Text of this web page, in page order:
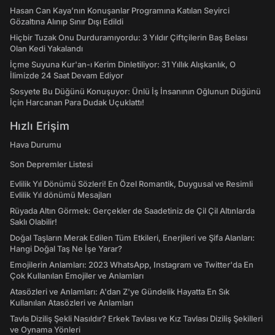
Hasan Can Kaya’nın Konuşanlar Programına Katılan Seyirci
Gözaltına Alınıp Sınır Dışı Edildi
Hiçbir Tuzak Onu Durduramıyordu: 3 Yıldır Çiftçilerin Baş Belası
Olan Kedi Yakalandı
İçme Suyuna Kur'an-ı Kerim Dinletiliyor: 31 Yıllık Alışkanlık, O
İlimizde 24 Saat Devam Ediyor
Sosyete Bu Düğünü Konuşuyor: Ünlü İş İnsanının Oğlunun Düğünü
İçin Harcanan Para Dudak Uçuklattı!
Hızlı Erişim
Hava Durumu
Son Depremler Listesi
Evlilik Yıl Dönümü Sözleri! En Özel Romantik, Duygusal ve Resimli
Evlilik Yıl dönümü Mesajları
Rüyada Altın Görmek: Gerçekler de Saadetiniz de Çil Çil Altınlarda
Saklı Olabilir!
Doğal Taşların Merak Edilen Tüm Etkileri, Enerjileri ve Şifa Alanları:
Hangi Doğal Taş Ne İşe Yarar?
Emojilerin Anlamları: 2023 WhatsApp, Instagram ve Twitter'da En
Çok Kullanılan Emojiler ve Anlamları
Atasözleri ve Anlamları: A'dan Z'ye Gündelik Hayatta En Sık
Kullanılan Atasözleri ve Anlamları
Tavla Diziliş Şekli Nasıldır? Erkek Tavlası ve Kız Tavlası Diziliş Şekilleri
ve Oynama Yönleri